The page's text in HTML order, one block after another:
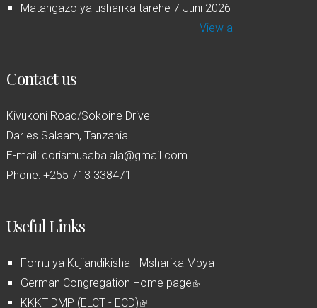
Matangazo ya usharika tarehe 7 Juni 2026
View all
Contact us
Kivukoni Road/Sokoine Drive
Dar es Salaam, Tanzania
E-mail: dorismusabalala@gmail.com
Phone: +255 713 338471
Useful Links
Fomu ya Kujiandikisha - Msharika Mpya
German Congregation Home page(
KKKT DMP (ELCT - ECD)(